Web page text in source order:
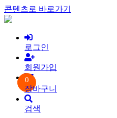
콘텐츠로 바로가기
로그인
회원가입
0
장바구니
검색